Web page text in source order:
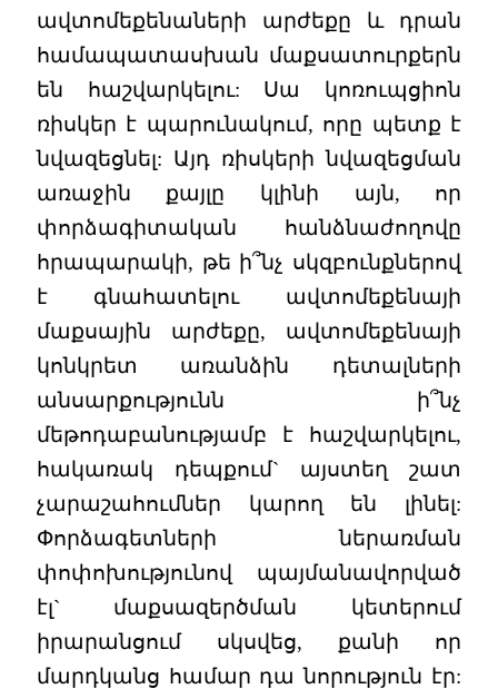
ավտոմեքենաների արժեքը և դրան
համապատասխան մաքսատուրքերն
են հաշվարկելու: Սա կոռուպցիոն
ռիսկեր է պարունակում, որը պետք է
նվազեցնել: Այդ ռիսկերի նվազեցման
առաջին քայլը կլինի այն, որ
փորձագիտական հանձնաժողովը
հրապարակի, թե ի՞նչ սկզբունքներով
է գնահատելու ավտոմեքենայի
մաքսային արժեքը, ավտոմեքենայի
կոնկրետ առանձին դետալների
անսարքությունն ի՞նչ
մեթոդաբանությամբ է հաշվարկելու,
հակառակ դեպքում` այստեղ շատ
չարաշահումներ կարող են լինել:
Փորձագետների ներառման
փոփոխությունով պայմանավորված
էլ` մաքսազերծման կետերում
իրարանցում սկսվեց, քանի որ
մարդկանց համար դա նորություն էր: